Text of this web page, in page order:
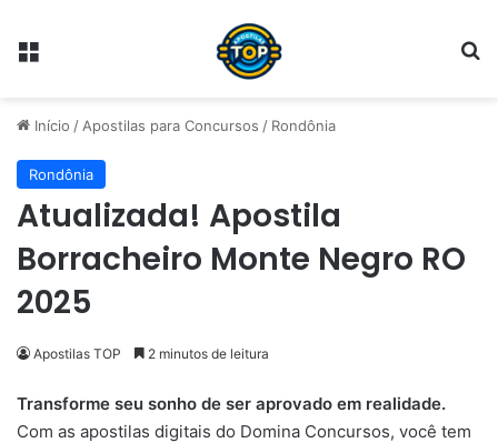
Menu
Início / Apostilas para Concursos / Rondônia
Rondônia
Atualizada! Apostila
Borracheiro Monte Negro RO
2025
Apostilas TOP 2 minutos de leitura
Transforme seu sonho de ser aprovado em realidade.
Com as apostilas digitais do Domina Concursos, você tem